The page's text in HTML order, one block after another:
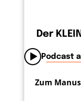
Der
Podcast
Zum